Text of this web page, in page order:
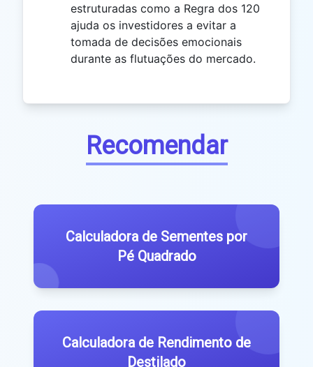
estruturadas como a Regra dos 120
ajuda os investidores a evitar a
tomada de decisões emocionais
durante as flutuações do mercado.
Recomendar
Calculadora de Sementes por
Pé Quadrado
Calculadora de Rendimento de
Destilado